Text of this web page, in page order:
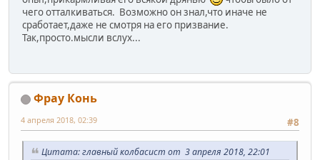
чего отталкиваться. Возможно он знал,что иначе не
сработает,даже не смотря на его призвание.
Так,просто.мысли вслух...
Фрау Конь
#8
4 апреля 2018, 02:39
Цитата: главный колбасист от 3 апреля 2018, 22:01